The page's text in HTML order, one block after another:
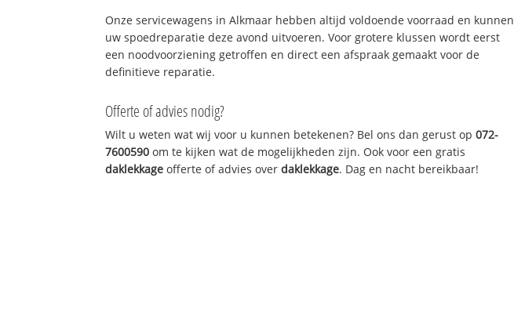
Onze servicewagens in Alkmaar hebben altijd voldoende voorraad en kunnen
uw spoedreparatie deze avond uitvoeren. Voor grotere klussen wordt eerst
een noodvoorziening getroffen en direct een afspraak gemaakt voor de
definitieve reparatie.
Offerte of advies nodig?
Wilt u weten wat wij voor u kunnen betekenen? Bel ons dan gerust op072-
7600590 om te kijken wat de mogelijkheden zijn. Ook voor een gratis
daklekkage offerte of advies overdaklekkage. Dag en nacht bereikbaar!